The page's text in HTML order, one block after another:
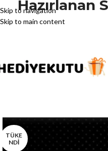
Skip to navigation
Skip to main content
Hazırlanan
TÜKE
NDİ